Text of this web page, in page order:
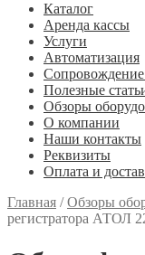
Каталог
Аренда кассы
Услуги
Автоматизация
Полезные
Обзоры
О компании
Наши контакты
Реквизиты
Оплата и
Главная /Обзоры
регистратора АТОЛ